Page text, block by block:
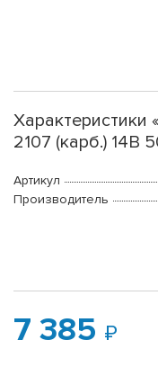
Характеристики
2107 (карб.) 14В
Артикул
Производитель
7 385